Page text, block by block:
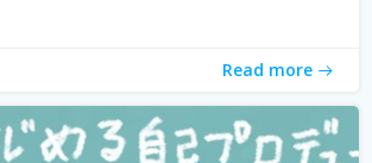
Read more